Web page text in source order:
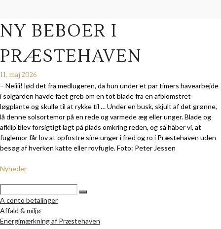
NY BEBOER I
PRÆSTEHAVEN
11. maj 2026
– Neiiii! lød det fra medlugeren, da hun under et par timers havearbejde
i solgården havde fået greb om en tot blade fra en afblomstret
løgplante og skulle til at rykke til … Under en busk, skjult af det grønne,
lå denne solsortemor på en rede og varmede æg eller unger. Blade og
afklip blev forsigtigt lagt på plads omkring reden, og så håber vi, at
fuglemor får lov at opfostre sine unger i fred og ro i Præstehaven uden
besøg af hverken katte eller rovfugle. Foto: Peter Jessen
Nyheder
A conto betalinger
Affald & miljø
Energimærkning af Præstehaven